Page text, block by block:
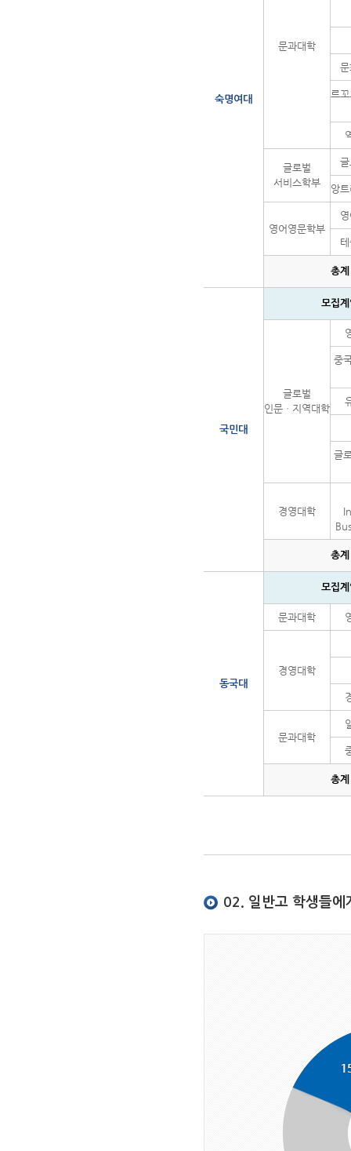
숙명여대
문과대학
르
글로벌
서비스학부
앙
영어영문학부
총계
국민대
모집계
글로벌
인문ㆍ지역대학
중
글
경영대학
총계
동국대
모집계
문과대학
경영대학
문과대학
총계
02. 일반고 학생들에